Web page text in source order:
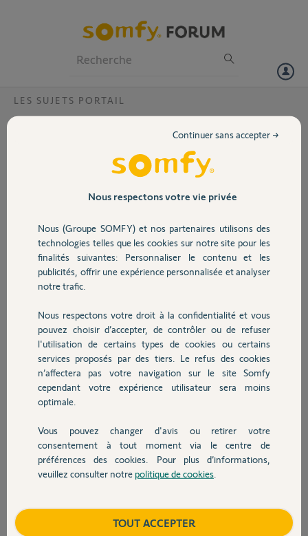
Volet
Sécurité
Domotique
Chauffage
Autres produits
Devis avec un pro
Contact
LES SUJETS PORTAIL
Fixation du Passe câbles pour moteur de
j'ai acheté le Passe cable pour moteur de portail SOMFY, il est livré
avec 10 chevilles et 10 vis, cependant il n'y a pas de notice ni aucune
Merci,
Laurent A.
il y a environ 2 ans
Réponses
Bonjour
la longueur de chaque coté, et visser.
Bonne journée !
Jean-Luc B. il y a environ 2 ans
Nous respectons votre vie privée
Nous (Groupe SOMFY) et nos partenaires utilisons des
technologies telles que les cookies sur notre site pour les
finalités suivantes: Personnaliser le contenu et les
publicités, offrir une expérience personnalisée et analyser
notre trafic.
Nous respectons votre droit à la confidentialité et vous
pouvez choisir d’accepter, de contrôler ou de refuser
l'utilisation de certains types de cookies ou certains
services proposés par des tiers. Le refus des cookies
n’affectera pas votre navigation sur le site Somfy
cependant votre expérience utilisateur sera moins
optimale.
Vous pouvez changer d'avis ou retirer votre
consentement à tout moment via le centre de
préférences des cookies. Pour plus d’informations,
veuillez consulter notre politique de cookies
Continuer sans accepter →
TOUT ACCEPTER